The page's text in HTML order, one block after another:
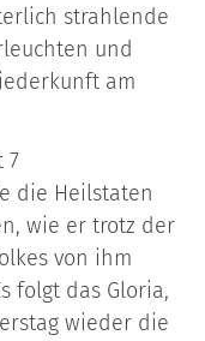
strahlende
und
am
7
die Heilstaten
wie er trotz der
von ihm
folgt das Gloria,
wieder die